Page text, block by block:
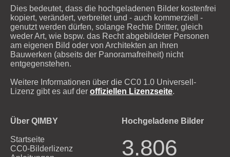
Dies bedeutet, dass die hochgeladenen Bilder kostenfrei
kopiert, verändert, verbreitet und - auch kommerziell -
genutzt werden dürfen, solange Rechte Dritter, gleich
weder Art, wie bspw. das Recht abgebildeter Personen
am eigenen Bild oder von Architekten an ihren
Bauwerken (abseits der Panoramafreiheit) nicht
entgegenstehen.
Weitere Informationen über die CC0 1.0 Universell-
Lizenz gibt es auf der offiziellen Lizenzseite.
Über QIMBY
Startseite
CC0-Bilderlizenz
Hochgeladene Bilder
3.806